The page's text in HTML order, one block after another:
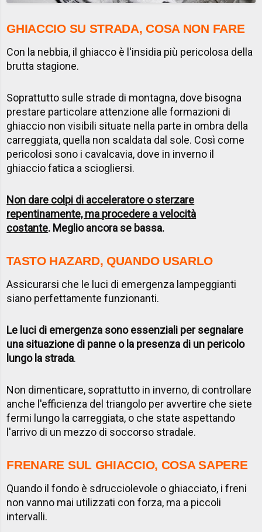
GHIACCIO SU STRADA, COSA NON FARE
Con la nebbia, il ghiacco è l'insidia più pericolosa della
brutta stagione.
Soprattutto sulle strade di montagna, dove bisogna
prestare particolare attenzione alle formazioni di
ghiaccio non visibili situate nella parte in ombra della
carreggiata, quella non scaldata dal sole. Così come
pericolosi sono i cavalcavia, dove in inverno il
ghiaccio fatica a sciogliersi.
Non dare colpi di acceleratore o sterzare
repentinamente, ma procedere a velocità
costante. Meglio ancora se bassa.
TASTO HAZARD, QUANDO USARLO
Assicurarsi che le luci di emergenza lampeggianti
siano perfettamente funzionanti.
Le luci di emergenza sono essenziali per segnalare
una situazione di panne o la presenza di un pericolo
lungo la strada.
Non dimenticare, soprattutto in inverno, di controllare
anche l'efficienza del triangolo per avvertire che siete
fermi lungo la carreggiata, o che state aspettando
l'arrivo di un mezzo di soccorso stradale.
FRENARE SUL GHIACCIO, COSA SAPERE
Quando il fondo è sdrucciolevole o ghiacciato, i freni
non vanno mai utilizzati con forza, ma a piccoli
intervalli.